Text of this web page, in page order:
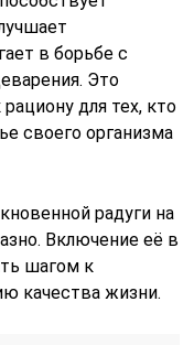
в борьбе с
Это
для тех, кто
своего организма
радуги на
Включение её в
шагом к
качества жизни.